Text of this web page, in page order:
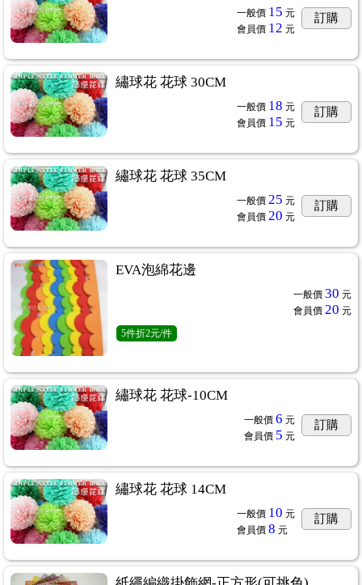
一般價 15 元
會員價 12 元
訂購
繡球花 花球 30CM
一般價 18 元
會員價 15 元
訂購
繡球花 花球 35CM
一般價 25 元
會員價 20 元
訂購
EVA泡綿花邊
一般價 30 元
會員價 20 元
5件折2元/件
繡球花 花球-10CM
一般價 6 元
會員價 5 元
訂購
繡球花 花球 14CM
一般價 10 元
會員價 8 元
訂購